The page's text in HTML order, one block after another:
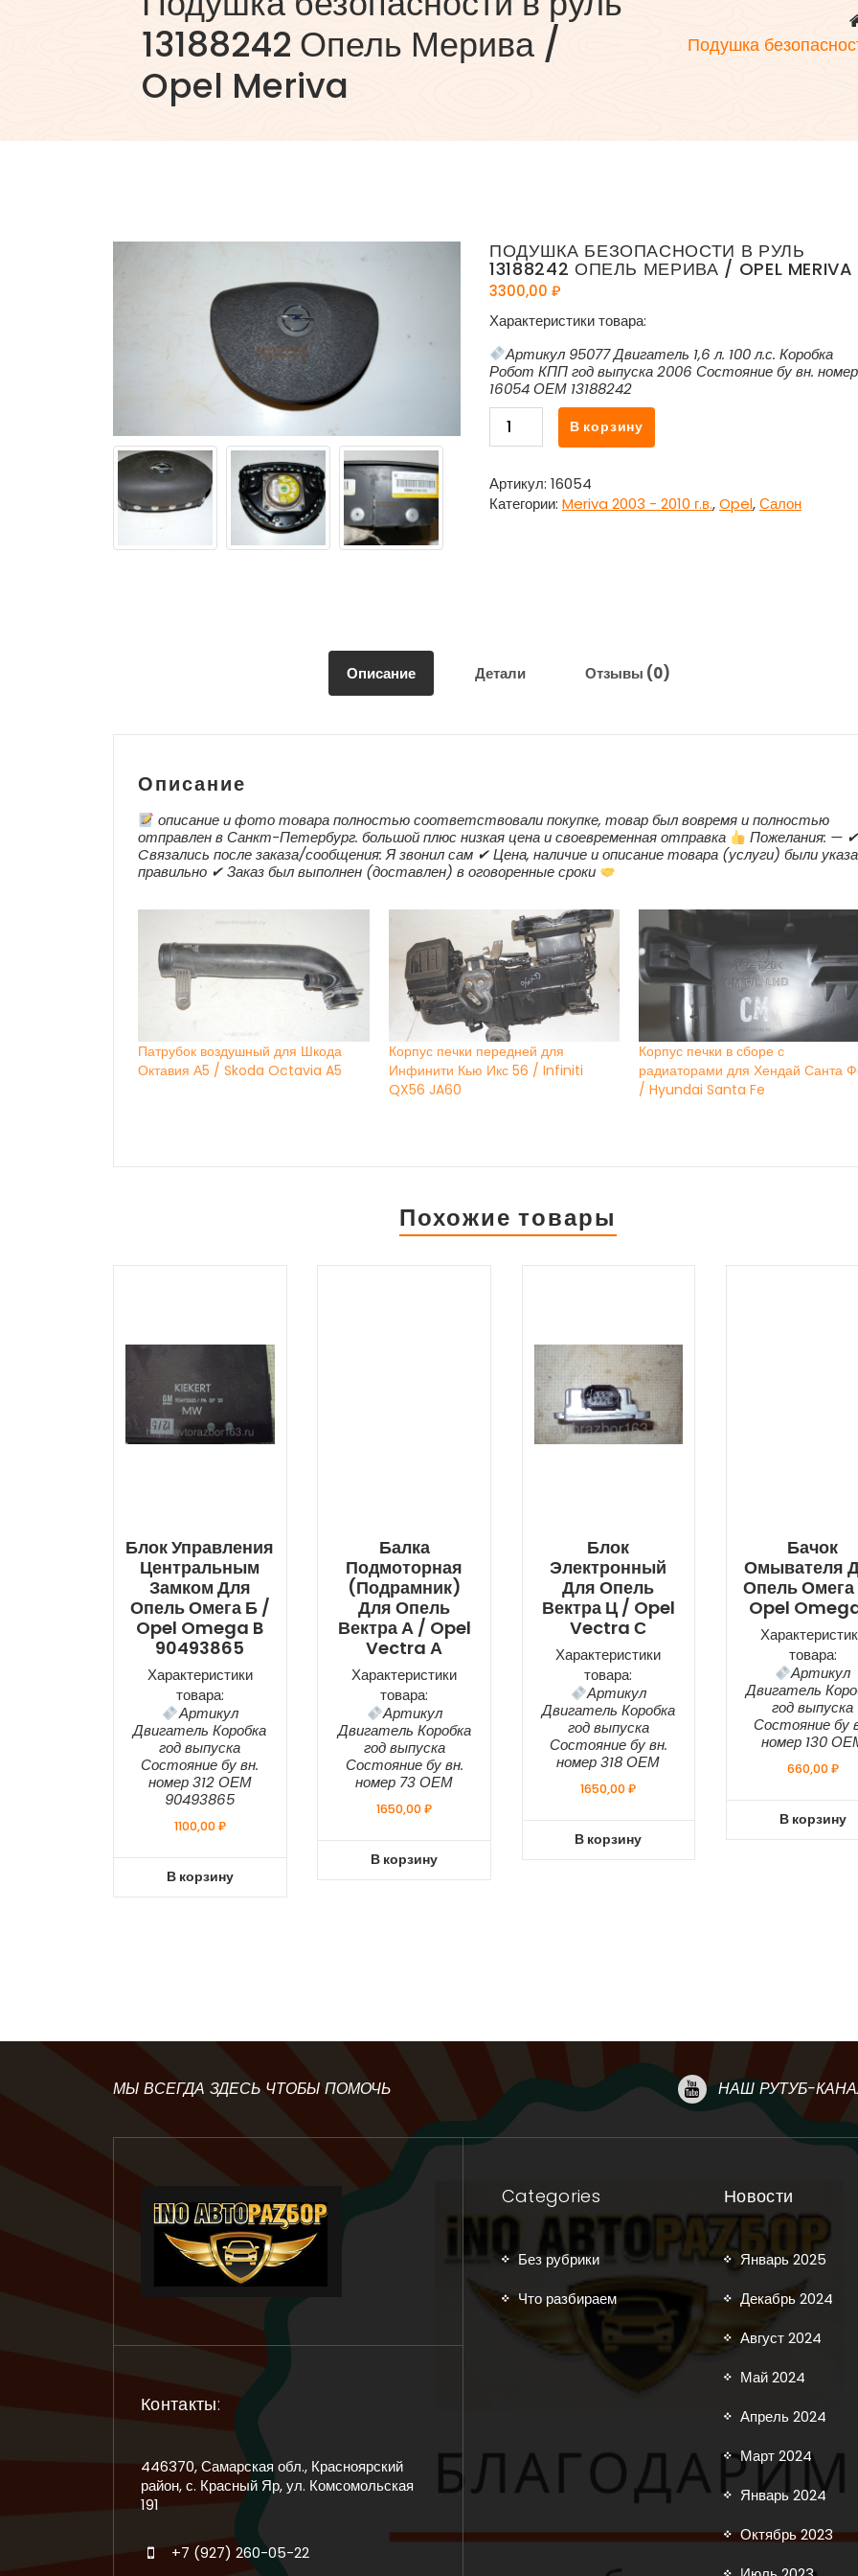
13188242 Опель Мерива /
Opel Meriva
Подушка
ПОДУШКА БЕЗОПАСНОСТИ В РУЛЬ
13188242 ОПЕЛЬ МЕРИВА / OPEL MERIVA
3300,00 ₽
Характеристики товара:
Артикул 95077 Двигатель 1,6 л. 100 л.с. Коробка
Робот КПП год выпуска 2006 Состояние бу вн. номер
16054 ОЕМ 13188242
Количество
товара
безопасности
в
В корзину
Артикул: 16054
Категории: Meriva 2003 - 2010 г.в.,Opel,Салон
Описание Детали Отзывы (0)
Описание
описание и фото товара полностью соответствовали покупке, товар был вовремя и полностью
отправлен в Санкт-Петербург. большой плюс низкая цена и своевременная отправка
Пожелания: —
Cвязались после заказа/сообщения: Я звонил сам ✔ Цена, наличие и описание товара (услуги) были
правильно ✔ Заказ был выполнен (доставлен) в оговоренные сроки
Патрубок воздушный для Шкода
Октавия А5 / Skoda Octavia A5
Корпус печки передней для
Инфинити Кью Икс 56 / Infiniti
QX56 JA60
Корпус печки в сборе с
радиаторами для Хендай Санта
/ Hyundai Santa Fe
Похожие товары
Блок Управления
Центральным
Замком Для
Опель Омега Б /
Opel Omega B
90493865
Характеристики
товара:
Артикул
Двигатель Коробка
год выпуска
Состояние бу вн.
номер 312 ОЕМ
90493865
1100,00₽
В корзину
Балка
Подмоторная
(подрамник)
Для Опель
Вектра А / Opel
Vectra А
Характеристики
товара:
Артикул
Двигатель Коробка
год выпуска
Состояние бу вн.
номер 73 ОЕМ
1650,00₽
В корзину
Блок
Электронный
Для Опель
Вектра Ц / Opel
Vectra С
Характеристики
товара:
Артикул
Двигатель Коробка
год выпуска
Состояние бу вн.
номер 318 ОЕМ
1650,00₽
В корзину
Бачок
Омывателя
Опель
Opel
товара:
Артикул
Двигатель
год выпуска
Состояние бу
номер 130
660,00₽
В корзину
МЫ ВСЕГДА ЗДЕСЬ ЧТОБЫ ПОМОЧЬ НАШ РУТУБ-
Контакты:
446370, Самарская обл., Красноярский
район, с. Красный Яр, ул. Комсомольская
191
+7 (927) 260-05-22
Categories
Без рубрики
Что разбираем
Новости
Январь 2025
Декабрь 2024
Август 2024
Май 2024
Апрель 2024
Март 2024
Январь 2024
Октябрь 2023